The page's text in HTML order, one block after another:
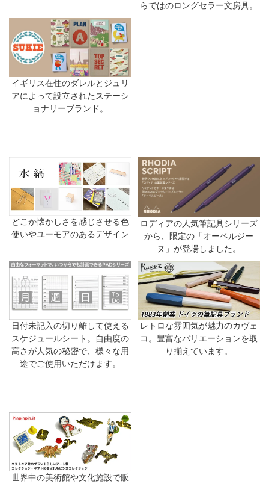
らではのロングセラー文房具。
イギリス在住のダレルとジュリ
アによって設立されたステーシ
ョナリーブランド。
どこか懐かしさを感じさせる色
使いやユーモアのあるデザイン
ロディアの人気筆記具シリーズ
から、限定の「オーベルジー
ヌ」が登場しました。
日付未記入の切り離して使える
スケジュールシート。自由度の
高さが人気の秘密で、様々な用
途でご使用いただけます。
レトロな雰囲気が魅力のカヴェ
コ。豊富なバリエーションを取
り揃えています。
世界中の美術館や文化施設で販